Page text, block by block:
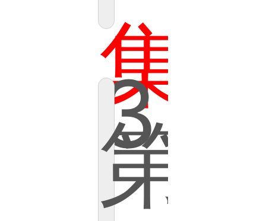
集
3
第